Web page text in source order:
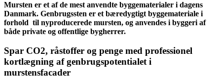
Mursten er et af de mest anvendte byggematerialer i dagens
Danmark. Genbrugssten er et bæredygtigt byggemateriale i
forhold til nyproducerede mursten, og anvendes i byggeri af
både private og offentlige bygherrer.
Spar CO2, råstoffer og penge med professionel
kortlægning af genbrugspotentialet i
murstensfacader